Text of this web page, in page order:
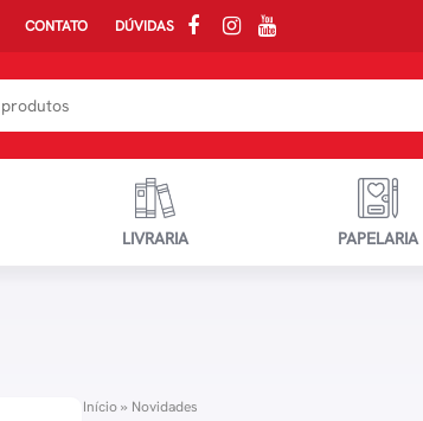
CONTATO DÚVIDAS
LIVRARIA PAPELARIA
Início» Novidades